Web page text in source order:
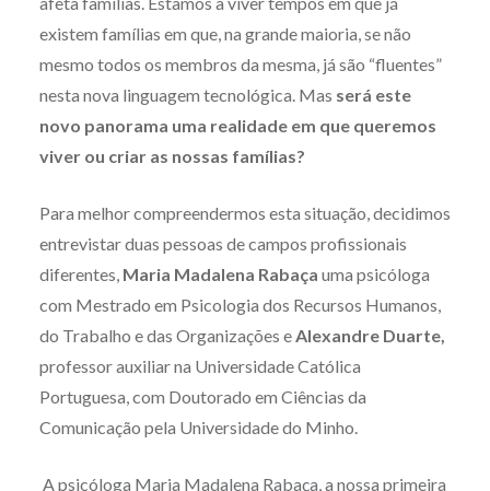
existem famílias em que, na grande maioria, se não
mesmo todos os membros da mesma, já são “fluentes”
nesta nova linguagem tecnológica. Mas será este
novo panorama uma realidade em que queremos
viver ou criar as nossas famílias?
Para melhor compreendermos esta situação, decidimos
entrevistar duas pessoas de campos profissionais
diferentes, Maria Madalena Rabaça uma psicóloga
com Mestrado em Psicologia dos Recursos Humanos,
do Trabalho e das Organizações eAlexandre Duarte,
professor auxiliar na Universidade Católica
Portuguesa, com Doutorado em Ciências da
Comunicação pela Universidade do Minho.
A psicóloga Maria Madalena Rabaça, a nossa primeira